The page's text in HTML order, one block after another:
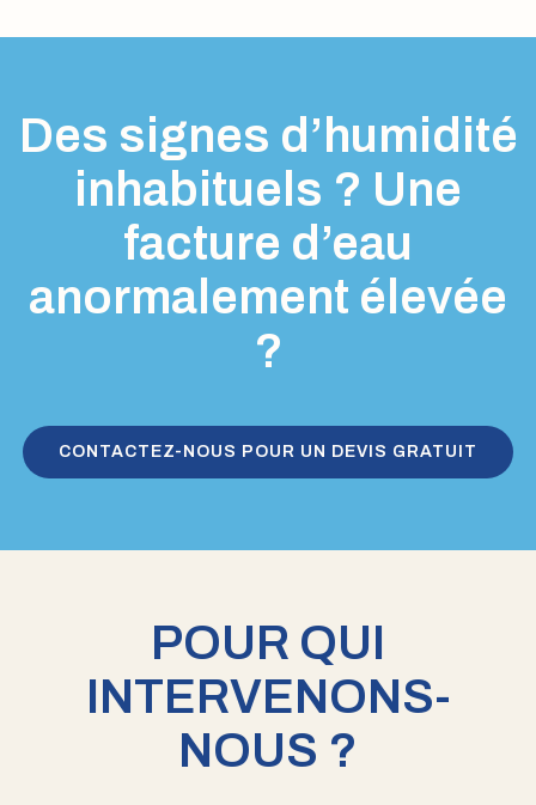
Des signes d’humidité
inhabituels ? Une
facture d’eau
anormalement élevée
?
CONTACTEZ-NOUS POUR UN DEVIS GRATUIT
POUR QUI
INTERVENONS-
NOUS ?